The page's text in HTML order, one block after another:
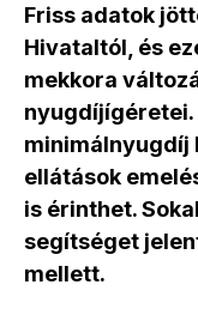
Friss adatok
Hivataltól, és
mekkora
nyugdíjígéretei.
minimálnyugdíj
ellátások
is érinthet.
segítséget
mellett.